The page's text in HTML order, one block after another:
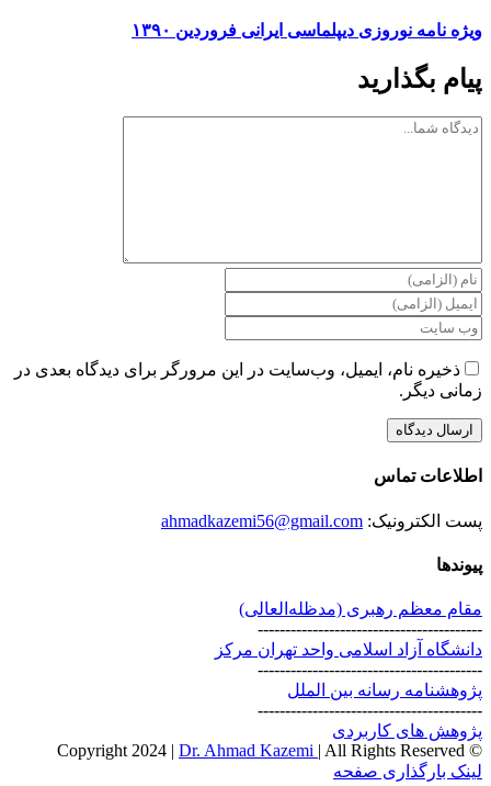
ویژه نامه نوروزی دیپلماسی ایرانی فروردین ۱۳۹۰
پیام بگذارید
دیدگاه
ذخیره نام، ایمیل، وب‌سایت در این مرورگر برای دیدگاه بعدی در
زمانی دیگر.
اطلاعات تماس
پست الکترونیک: ahmadkazemi56@gmail.com
پیوندها
مقام معظم رهبری (مد‌ظله‌العالی)
-----------------------------------------
دانشگاه آزاد اسلامی واحد تهران مرکز
-----------------------------------------
پژوهشنامه رسانه بین الملل
-----------------------------------------
پژوهش های کاربردی
© Copyright 2024 |
Dr. Ahmad Kazemi | All Rights Reserved
Instagram
X
لینک بارگذاری صفحه